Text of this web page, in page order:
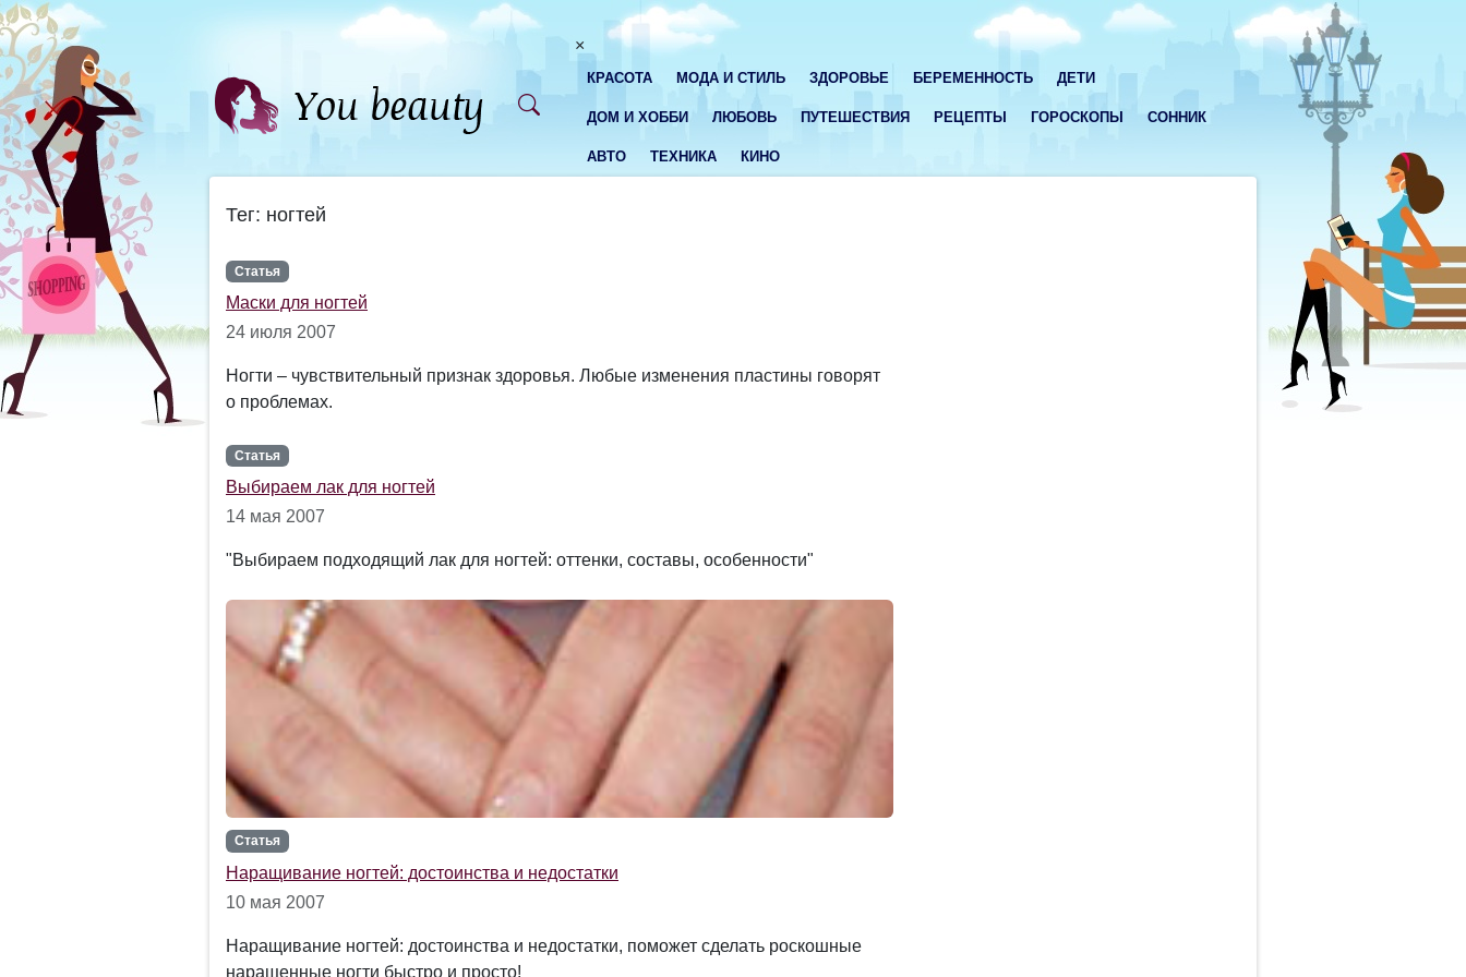
×
КРАСОТА МОДА И СТИЛЬ ЗДОРОВЬЕ БЕРЕМЕННОСТЬ ДЕТИ
ДОМ И ХОББИ ЛЮБОВЬ ПУТЕШЕСТВИЯ РЕЦЕПТЫ ГОРОСКОПЫ СОННИК
АВТО ТЕХНИКА КИНО
Тег: ногтей
Статья
Маски для ногтей
24 июля 2007
Ногти – чувствительный признак здоровья. Любые изменения пластины говорят
о проблемах.
Статья
Выбираем лак для ногтей
14 мая 2007
"Выбираем подходящий лак для ногтей: оттенки, составы, особенности"
Статья
Наращивание ногтей: достоинства и недостатки
10 мая 2007
Наращивание ногтей: достоинства и недостатки, поможет сделать роскошные
наращенные ногти быстро и просто!